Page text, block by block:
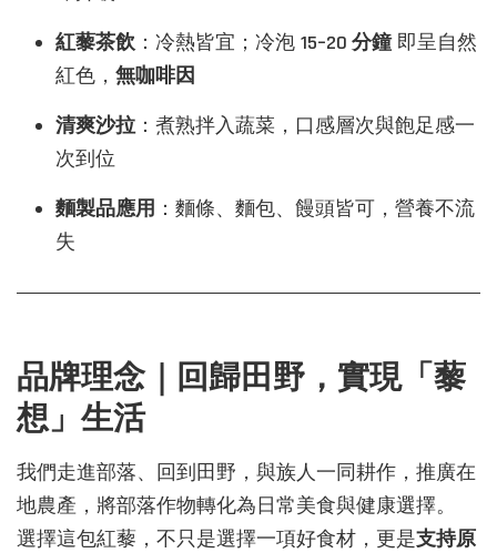
紅藜茶飲 ：冷熱皆宜；冷泡 15–20 分鐘即呈自然
紅色， 無咖啡因
清爽沙拉 ：煮熟拌入蔬菜，口感層次與飽足感一
次到位
麵製品應用 ：麵條、麵包、饅頭皆可，營養不流
失
品牌理念｜回歸田野，實現「藜
想」生活
我們走進部落、回到田野，與族人一同耕作，推廣在
地農產，將部落作物轉化為日常美食與健康選擇。
選擇這包紅藜，不只是選擇一項好食材，更是支持原